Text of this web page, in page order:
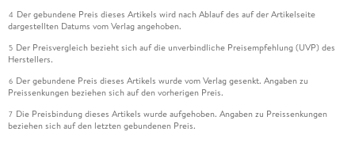
4 Der gebundene Preis dieses Artikels wird nach Ablauf des auf der Artikelseite
dargestellten Datums vom Verlag angehoben.
5 Der Preisvergleich bezieht sich auf die unverbindliche Preisempfehlung (UVP) des
Herstellers.
6 Der gebundene Preis dieses Artikels wurde vom Verlag gesenkt. Angaben zu
Preissenkungen beziehen sich auf den vorherigen Preis.
7 Die Preisbindung dieses Artikels wurde aufgehoben. Angaben zu Preissenkungen
beziehen sich auf den letzten gebundenen Preis.